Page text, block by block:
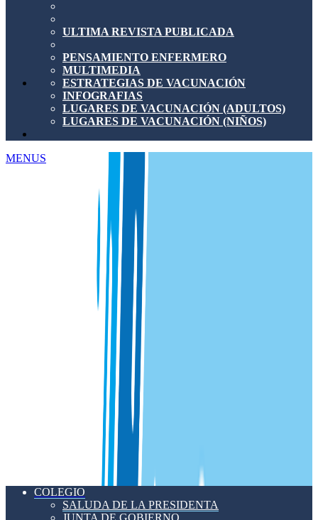
ULTIMA REVISTA PUBLICADA
PENSAMIENTO ENFERMERO
MULTIMEDIA
ESTRATEGIAS DE VACUNACIÓN
INFOGRAFIAS
LUGARES DE VACUNACIÓN (ADULTOS)
LUGARES DE VACUNACIÓN (NIÑOS)
MENUS
COLEGIO
SALUDA DE LA PRESIDENTA
JUNTA DE GOBIERNO